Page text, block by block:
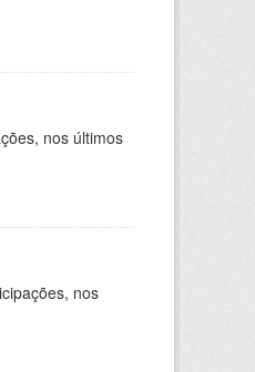
nos últimos
nos